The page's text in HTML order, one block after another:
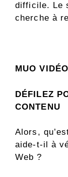
difficile. Le
cherche à
MUO
DÉFILEZ
CONTENU
Alors,
aide-t-il à
Web ?